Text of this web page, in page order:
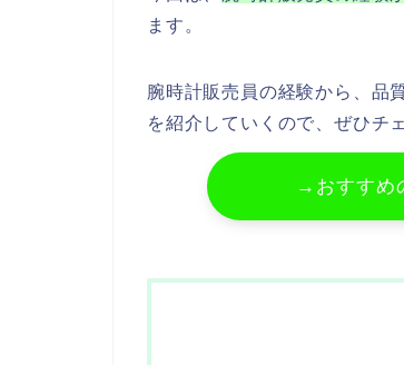
ます。
腕時計販売員の経験から、品
を紹介していくので、ぜひチ
→おすすめ